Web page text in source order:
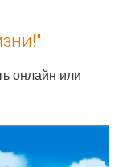
онлайн или